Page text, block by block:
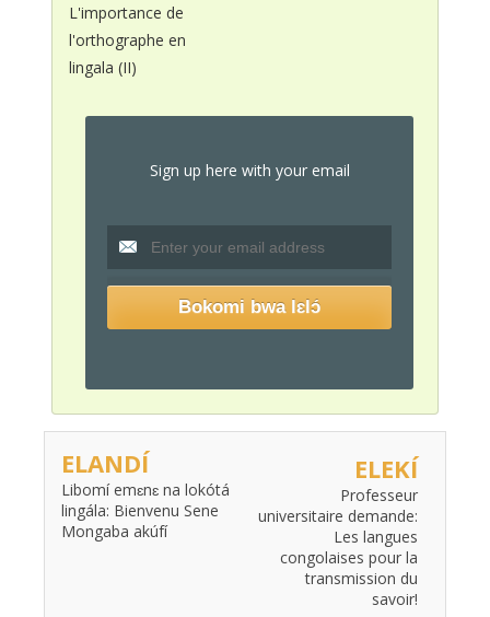
L'importance de
l'orthographe en
lingala (II)
Sign up here with your email
ELANDÍ
Libomí emɛnɛ na lokótá
lingála: Bienvenu Sene
Mongaba akúfí
ELEKÍ
Professeur
universitaire demande:
Les langues
congolaises pour la
transmission du
savoir!